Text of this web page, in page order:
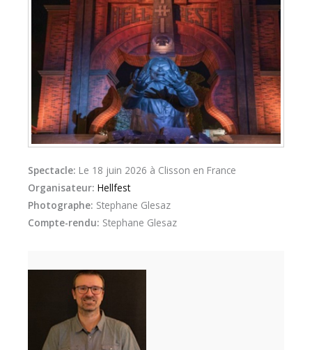
Spectacle: Le 18 juin 2026 à Clisson en France
Organisateur: Hellfest
Photographe: Stephane Glesaz
Compte-rendu: Stephane Glesaz